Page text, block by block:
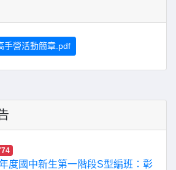
手營活動簡章.pdf
度國中新生第一階段S型編班：彰